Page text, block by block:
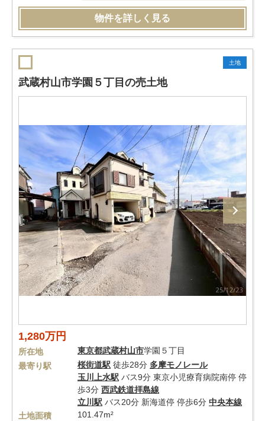
物件を詳しく見る
土地
武蔵村山市学園５丁目の売土地
1,280万円
所在地 東京都武蔵村山市学園５丁目
最寄り駅
桜街道駅 徒歩28分 多摩モノレール
玉川上水駅 バス9分 東京小児療育病院南停 停
歩3分 西武鉄道拝島線
立川駅 バス20分 新海道停 停歩6分 中央本線
土地面積
101.47m²